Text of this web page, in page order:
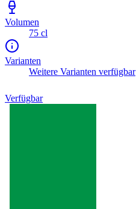
Volumen
75 cl
Varianten
Weitere Varianten verfügbar
Verfügbar